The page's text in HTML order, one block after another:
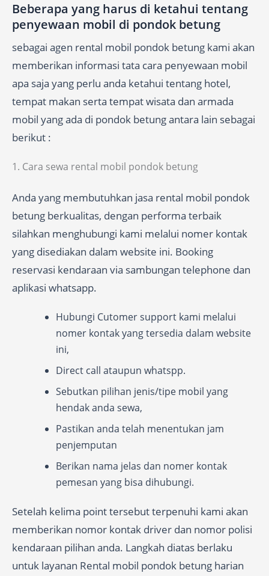
Beberapa yang harus di ketahui tentang
penyewaan mobil di pondok betung
sebagai agen rental mobil pondok betung kami akan
memberikan informasi tata cara penyewaan mobil
apa saja yang perlu anda ketahui tentang hotel,
tempat makan serta tempat wisata dan armada
mobil yang ada di pondok betung antara lain sebagai
berikut :
1. Cara sewa rental mobil pondok betung
Anda yang membutuhkan jasa rental mobil pondok
betung berkualitas, dengan performa terbaik
silahkan menghubungi kami melalui nomer kontak
yang disediakan dalam website ini. Booking
reservasi kendaraan via sambungan telephone dan
aplikasi whatsapp.
Hubungi Cutomer support kami melalui
nomer kontak yang tersedia dalam website
ini,
Direct call ataupun whatspp.
Sebutkan pilihan jenis/tipe mobil yang
hendak anda sewa,
Pastikan anda telah menentukan jam
penjemputan
Berikan nama jelas dan nomer kontak
pemesan yang bisa dihubungi.
Setelah kelima point tersebut terpenuhi kami akan
memberikan nomor kontak driver dan nomor polisi
kendaraan pilihan anda. Langkah diatas berlaku
untuk layanan Rental mobil pondok betung harian